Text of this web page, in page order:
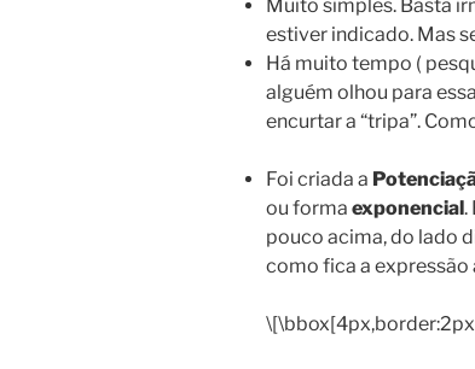
Muito simples. Basta
estiver indicado. Mas
Há muito tempo (
alguém olhou para
encurtar a “tripa”.
Foi criada a
ou forma exponencial.
pouco acima, do lado
como fica a expressão